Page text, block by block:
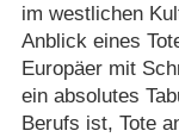
im westlichen
Anblick eines
Europäer mit
ein absolutes
Berufs ist, Tote